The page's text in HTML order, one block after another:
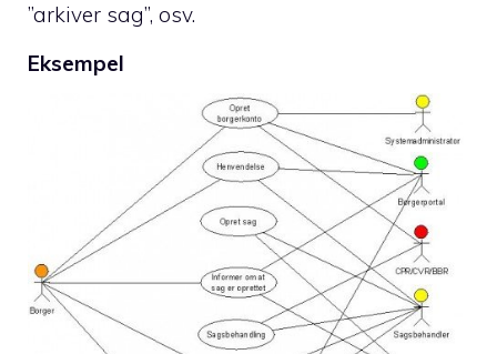
”arkiver sag”, osv.
Eksempel